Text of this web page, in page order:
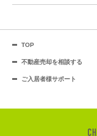
TOP
不動産売却を相談する
ご入居者様サポート